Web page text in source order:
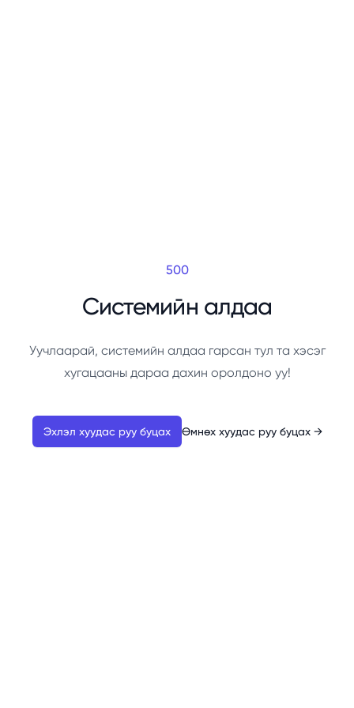
500
Системийн алдаа
Уучлаарай, системийн алдаа гарсан тул та хэсэг
хугацааны дараа дахин оролдоно уу!
Эхлэл хуудас руу буцах Өмнөх хуудас руу буцах →